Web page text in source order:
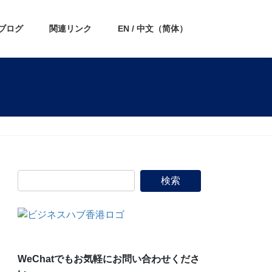
ログ 関連リンク EN / 中文（简体）
WeChatでもお気軽にお問い合わせくださ